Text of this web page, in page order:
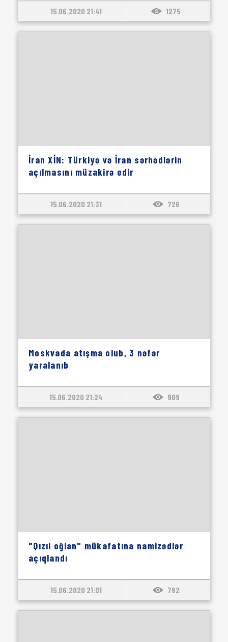
15.06.2020 21:41 1275
İran XİN: Türkiyə və İran sərhədlərin
açılmasını müzakirə edir
15.06.2020 21:31 726
Moskvada atışma olub, 3 nəfər
yaralanıb
15.06.2020 21:24 909
"Qızıl oğlan" mükafatına namizədlər
açıqlandı
15.06.2020 21:01 782